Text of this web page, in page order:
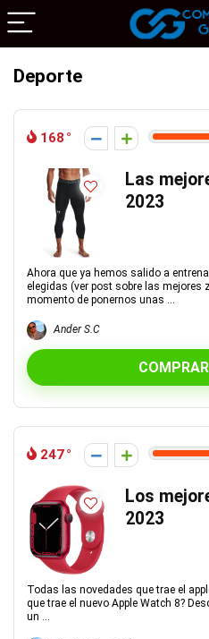
Deporte
168
Las
2023
Ahora que ya hemos salido a
elegidas (ver post sobre las mejores
momento de ponernos unas ...
Ander S.C
247
Los
2023
Todas las novedades que trae el
que trae el nuevo Apple Watch 8?
un ...